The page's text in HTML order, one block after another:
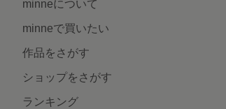
minneについて
minneで買いたい
作品をさがす
ショップをさがす
ランキング